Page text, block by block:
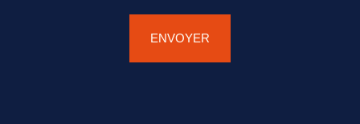
ENVOYER